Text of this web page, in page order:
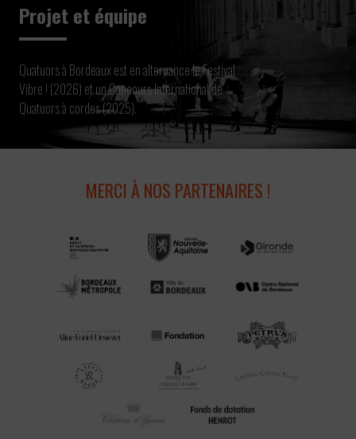
Projet et équipe
Quatuors à Bordeaux est en alternance le Festival
Vibre ! (2026) et un Concours International de
Quatuors à cordes (2025).
MERCI À NOS PARTENAIRES !